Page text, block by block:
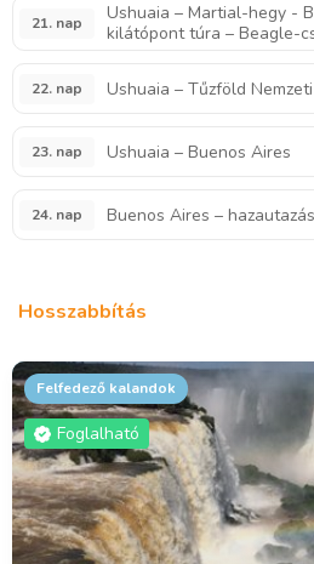
21. nap
Ushuaia – Martial-hegy -
kilátópont túra – Beagle-
22. nap Ushuaia – Tűzföld
23. nap Ushuaia – Buenos Aires
24. nap Buenos Aires – hazautazás
Hosszabbítás
Felfedező kalandok
Foglalható